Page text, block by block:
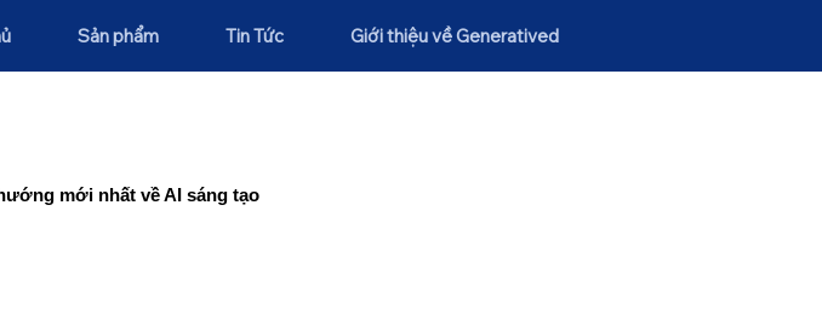
Sản phẩm Tin Tức Giới thiệu về Generatived
mới nhất về AI sáng tạo